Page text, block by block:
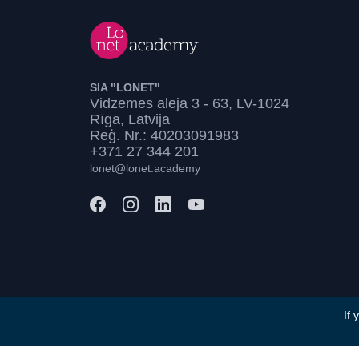
SIA "LONET"
Vidzemes aleja 3 - 63, LV-1024
Rīga, Latvija
Reģ. Nr.: 40203091983
+371 27 344 201
lonet@lonet.academy
If